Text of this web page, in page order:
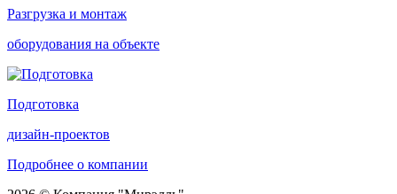
Разгрузка и монтаж
оборудования на объекте
Подготовка
дизайн-проектов
Подробнее о компании